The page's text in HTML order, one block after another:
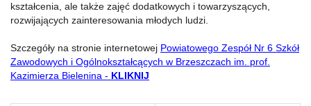
kształcenia, ale także zajęć dodatkowych i towarzyszących,
rozwijających zainteresowania młodych ludzi.
Szczegóły na stronie internetowej Powiatowego Zespół Nr 6 Szkół
Zawodowych i Ogólnokształcących w Brzeszczach im. prof.
Kazimierza Bielenina - KLIKNIJ